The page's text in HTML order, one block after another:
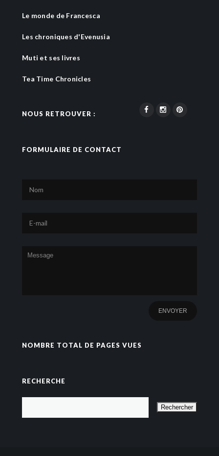
Le monde de Francesca
Les chroniques d'Evenusia
Muti et ses livres
Tea Time Chronicles
NOUS RETROUVER :
FORMULAIRE DE CONTACT
NOMBRE TOTAL DE PAGES VUES
RECHERCHE